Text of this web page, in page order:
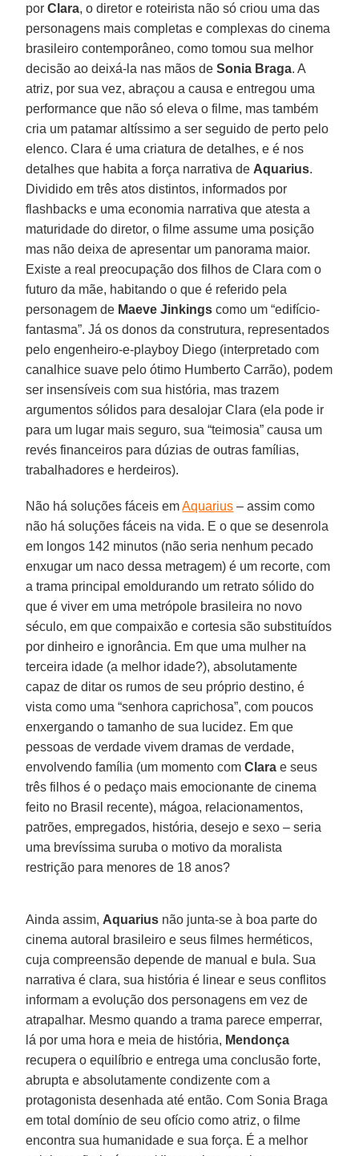
porClara, o diretor e roteirista não só criou uma das
personagens mais completas e complexas do cinema
brasileiro contemporâneo, como tomou sua melhor
decisão ao deixá-la nas mãos deSonia Braga. A
atriz, por sua vez, abraçou a causa e entregou uma
performance que não só eleva o filme, mas também
cria um patamar altíssimo a ser seguido de perto pelo
elenco. Clara é uma criatura de detalhes, e é nos
detalhes que habita a força narrativa de Aquarius.
Dividido em três atos distintos, informados por
flashbacks e uma economia narrativa que atesta a
maturidade do diretor, o filme assume uma posição
mas não deixa de apresentar um panorama maior.
Existe a real preocupação dos filhos de Clara com o
futuro da mãe, habitando o que é referido pela
personagem de Maeve Jinkings como um “edifício-
fantasma”. Já os donos da construtura, representados
pelo engenheiro-e-playboy Diego (interpretado com
canalhice suave pelo ótimo Humberto Carrão), podem
ser insensíveis com sua história, mas trazem
argumentos sólidos para desalojar Clara (ela pode ir
para um lugar mais seguro, sua “teimosia” causa um
revés financeiros para dúzias de outras famílias,
trabalhadores e herdeiros).
Não há soluções fáceis emAquarius – assim como
não há soluções fáceis na vida. E o que se desenrola
em longos 142 minutos (não seria nenhum pecado
enxugar um naco dessa metragem) é um recorte, com
a trama principal emoldurando um retrato sólido do
que é viver em uma metrópole brasileira no novo
século, em que compaixão e cortesia são substituídos
por dinheiro e ignorância. Em que uma mulher na
terceira idade (a melhor idade?), absolutamente
capaz de ditar os rumos de seu próprio destino, é
vista como uma “senhora caprichosa”, com poucos
enxergando o tamanho de sua lucidez. Em que
pessoas de verdade vivem dramas de verdade,
envolvendo família (um momento comClara e seus
três filhos é o pedaço mais emocionante de cinema
feito no Brasil recente), mágoa, relacionamentos,
patrões, empregados, história, desejo e sexo – seria
uma brevíssima suruba o motivo da moralista
restrição para menores de 18 anos?
Ainda assim, Aquarius não junta-se à boa parte do
cinema autoral brasileiro e seus filmes herméticos,
cuja compreensão depende de manual e bula. Sua
narrativa é clara, sua história é linear e seus conflitos
informam a evolução dos personagens em vez de
atrapalhar. Mesmo quando a trama parece emperrar,
lá por uma hora e meia de história, Mendonça
recupera o equilíbrio e entrega uma conclusão forte,
abrupta e absolutamente condizente com a
protagonista desenhada até então. Com Sonia Braga
em total domínio de seu ofício como atriz, o filme
encontra sua humanidade e sua força. É a melhor